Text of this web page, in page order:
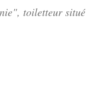
toiletteur situé